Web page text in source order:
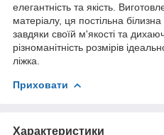
елегантність та якість.
матеріалу, ця постільна
завдяки своїй м'якості та
різноманітність розмірів
ліжка.
Приховати
Характеристики